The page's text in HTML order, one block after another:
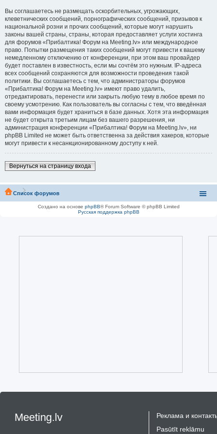
Вы соглашаетесь не размещать оскорбительных, угрожающих,
клеветнических сообщений, порнографических сообщений, призывов к
национальной розни и прочих сообщений, которые могут нарушить
законы вашей страны, страны, которая предоставляет услуги хостинга
для форумов «Прибалтика! Форум на Meeting.lv» или международное
право. Попытки размещения таких сообщений могут привести к вашему
немедленному отключению от конференции, при этом ваш провайдер
будет поставлен в известность, если мы сочтём это нужным. IP-адреса
всех сообщений сохраняются для возможности проведения такой
политики. Вы соглашаетесь с тем, что администраторы форумов
«Прибалтика! Форум на Meeting.lv» имеют право удалить,
отредактировать, перенести или закрыть любую тему в любое время по
своему усмотрению. Как пользователь вы согласны с тем, что введённая
вами информация будет храниться в базе данных. Хотя эта информация
не будет открыта третьим лицам без вашего разрешения, ни
администрация конференции «Прибалтика! Форум на Meeting.lv», ни
phpBB Limited не может быть ответственна за действия хакеров, которые
могут привести к несанкционированному доступу к ней.
Вернуться на страницу входа
Список форумов
Создано на основе phpBB® Forum Software © phpBB Limited
Русская поддержка phpBB
Meeting.lv
Реклама и
Pasūtīt reklāmu